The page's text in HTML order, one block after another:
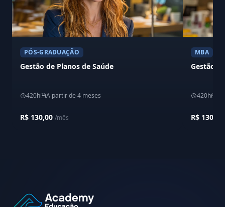
PÓS-GRADUAÇÃO
Gestão de Planos de Saúde
420h A partir de 4 meses
R$ 130,00 /mês
MBA
Gestão
420h
R$ 130,00